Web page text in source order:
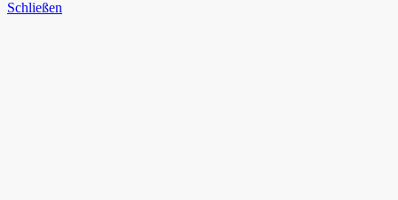
Schließen